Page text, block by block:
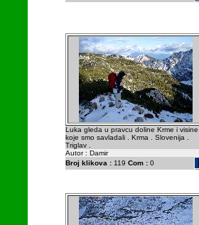
Luka gleda u pravcu doline Krme i visine
koje smo savladali . Krma . Slovenija .
Triglav .
Autor : Damir
Broj klikova :119 Com :0